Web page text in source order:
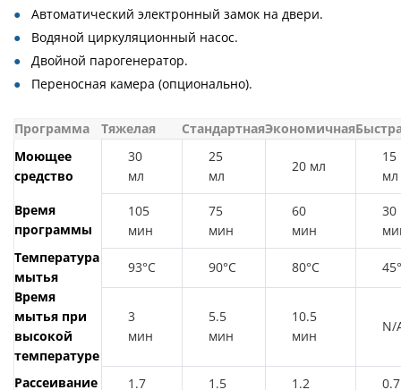
Автоматический электронный замок на двери.
Водяной циркуляционный насос.
Двойной парогенератор.
Переносная камера (опционально).
Программа Тяжелая СтандартнаяЭкономичная
Моющее
средство
30
мл
25
мл
20 мл
15
мл
Время
программы
105
мин
75
мин
60
мин
30
Температура
мытья
93°С 90°С 80°С
Время
мытья при
высокой
температуре
3
мин
5.5
мин
10.5
мин
N/
Рассеивание 1.7 1.5 1.2 0.7